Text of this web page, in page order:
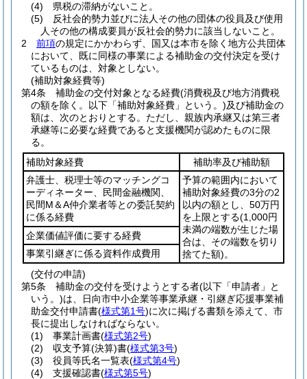
(4)
県税の滞納がないこと。
(5)
反社会的勢力並びに法人その他の団体の役員及び使用
人その他の構成要員が反社会的勢力に該当しないこと。
2
前項の規定にかかわらず、国又は本市を除く地方公共団体
において、既に同様の事業による補助金の交付決定を受け
ているものは、対象としない。
(補助対象経費等)
第4条
補助金の交付対象となる経費(消費税及び地方消費税
の額を除く。以下「補助対象経費」という。)及び補助金の
額は、次のとおりとする。 ただし、親族内承継又は第三者
承継等に必要な経費であると支援機関が認めたものに限
る。
補助対象経費
補助率及び補助額
弁護士、税理士等のマッチングコ
ーディネーター、民間金融機関、
民間M＆A仲介業者等との委託契約
に係る経費
予算の範囲内において
補助対象経費の3分の2
以内の額とし、50万円
を上限とする(1,000円
未満の端数が生じた場
合は、その端数を切り
捨てた額)。
企業価値評価に要する経費
事業引継ぎに係る資料作成費用
(交付の申請)
第5条
補助金の交付を受けようとする者(以下「申請者」と
いう。)は、日向市中小企業等事業承継・引継ぎ応援事業補
助金交付申請書(様式第1号)に次に掲げる書類を添えて、市
長に提出しなければならない。
(1)
事業計画書(様式第2号)
(2)
収支予算(決算)書(様式第3号)
(3)
役員等氏名一覧表(様式第4号)
(4)
支援確認書(様式第5号)